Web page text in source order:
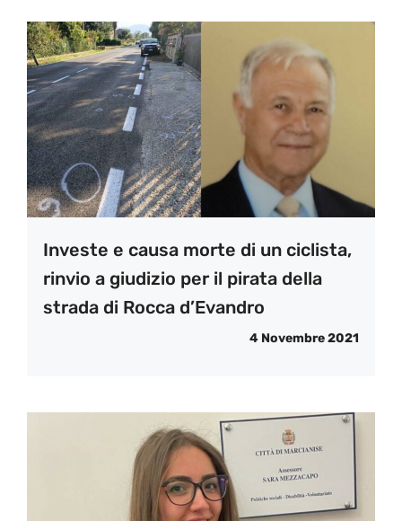
Investe e causa morte di un ciclista,
rinvio a giudizio per il pirata della
strada di Rocca d’Evandro
4 Novembre 2021